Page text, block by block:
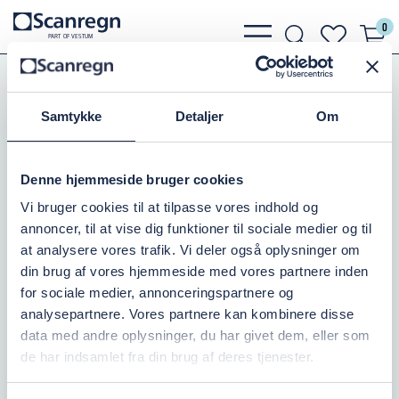
Samtykke Detaljer Om
Denne hjemmeside bruger cookies
Vi bruger cookies til at tilpasse vores indhold og
annoncer, til at vise dig funktioner til sociale medier og til
at analysere vores trafik. Vi deler også oplysninger om
din brug af vores hjemmeside med vores partnere inden
for sociale medier, annonceringspartnere og
analysepartnere. Vores partnere kan kombinere disse
data med andre oplysninger, du har givet dem, eller som
de har indsamlet fra din brug af deres tjenester.
PARTOF VESTUM
bars
light
search
light
heart 0
Pumper GRUNDFOS CUE FREKVENSOMFORMER
FREKV.OMF. CUE 22,0KW/44,0AMP
Varenr.:501067726
Ikke på lager
32.168,75 DKK
Læg i kurv